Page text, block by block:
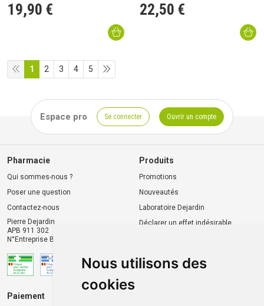
Nous utilisons des
cookies
19,90 € 22,50 €
1 2 3 4 5
Espace pro Se connecter Ouvrir un compte
Pharmacie
Qui sommes-nous ?
Poser une question
Contactez-nous
Pierre Dejardin
APB 911 302
N°Entreprise BE0446.901.764
Produits
Promotions
Nouveautés
Laboratoire Dejardin
Déclarer un effet indésirable
Paiement